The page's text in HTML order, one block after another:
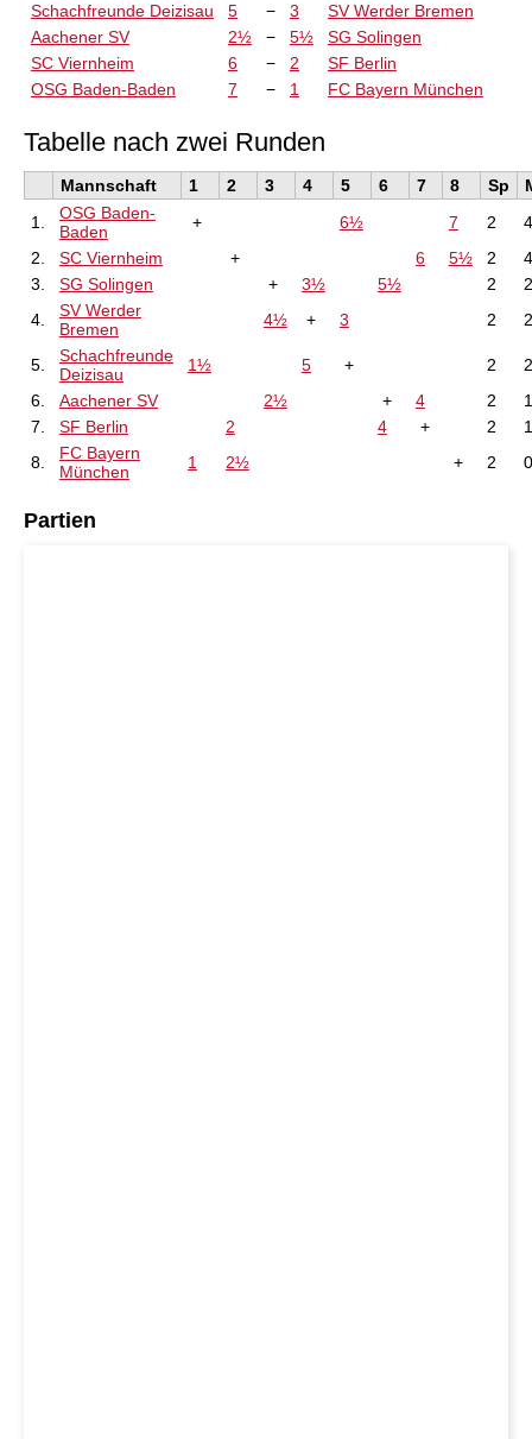
Schachfreunde Deizisau 5 − 3
SV Werder Bremen
Aachener SV
2½ − 5½
SG Solingen
SC Viernheim
6 − 2
SF Berlin
OSG Baden-Baden
7 − 1 FC Bayern München
Tabelle nach zwei Runden
Mannschaft 1 2 3 4 5 6 7 8 Sp
1.
OSG Baden-
Baden
+ 6½ 7 2
4
2.
SC Viernheim + 6 5½ 2
4
3.
SG Solingen + 3½ 5½ 2
2
4.
SV Werder
Bremen
4½ + 3 2 2
5.
Schachfreunde
Deizisau
1½ 5 + 2
2
6.
Aachener SV 2½ + 4 2
1
7.
SF Berlin 2 4 + 2
1
8.
FC Bayern
München
1 2½ + 2 0
Partien